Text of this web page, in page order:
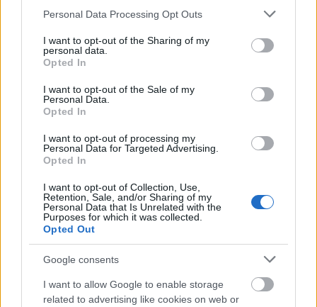
Please note that this website/app uses one or more Google
not limited to your visit or usage behaviour. You may click to
grant or deny consent to Google and its third-party tags to
use your data for below specified purposes in below Google
consent section.
Personal Data Processing Opt Outs
I want to opt-out of the Sharing of my
personal data.
Opted In
I want to opt-out of the Sale of my
Personal Data.
Opted In
I want to opt-out of processing my
Personal Data for Targeted Advertising.
Opted In
I want to opt-out of Collection, Use,
Retention, Sale, and/or Sharing of my
Personal Data that Is Unrelated with the
Purposes for which it was collected.
Opted Out
Google consents
I want to allow Google to enable storage
related to advertising like cookies on web or
A produkcióAz Interkulturális párbeszéd, a
kortárs dráma szemszögébőlcímű projekt
tizedik kiadásaként jött létre, elsődleges célja
volt, olyan szövegeket színpadra állítani,
amelyek a romániai emigráció jelenségéről
beszélnek.
Bővebb információ és jegyvásárlás itt.
Színház Történelem